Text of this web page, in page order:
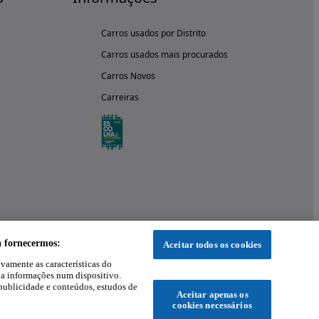
Carros usados por Distrito
Carros usados mais procurados
Carros Novos
Carreiras
fornecermos:
as características do
informações num dispositivo.
e conteúdos, estudos de
Aceitar todos os cookies
Aceitar apenas os
cookies necessários